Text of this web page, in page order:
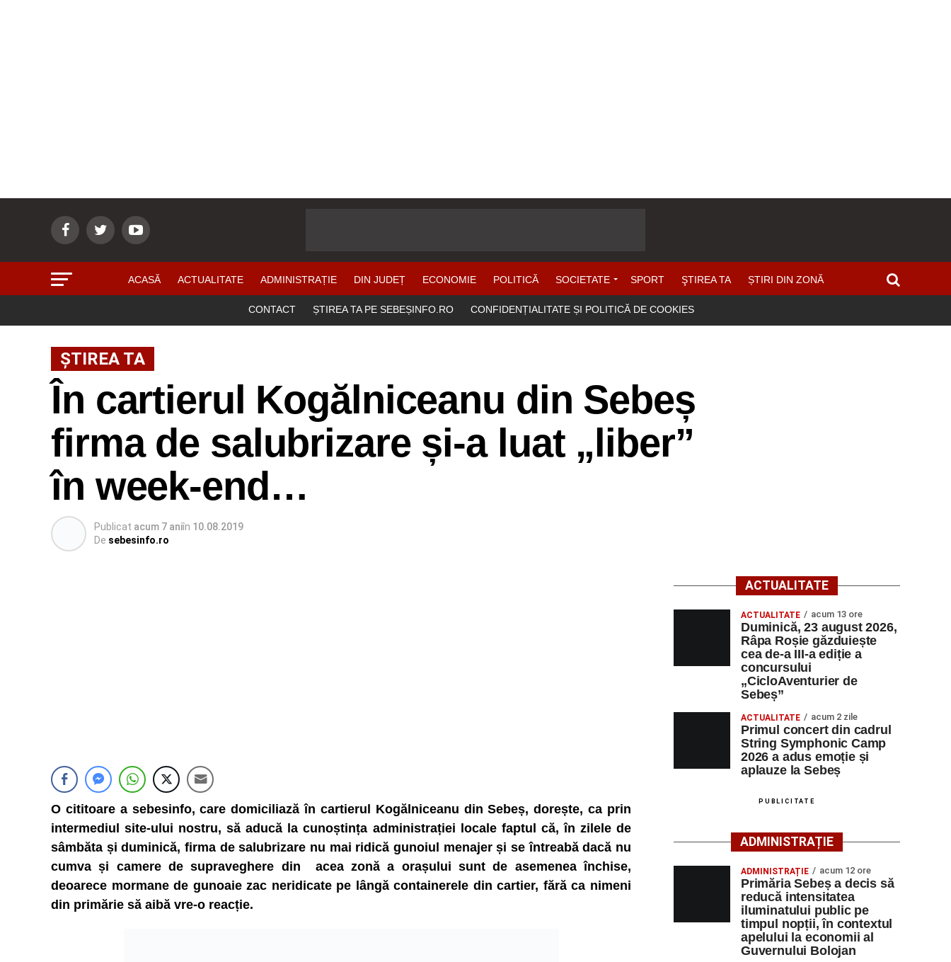
ACASĂ ACTUALITATE ADMINISTRAȚIE DIN JUDEȚ ECONOMIE POLITICĂ SOCIETATE SPORT ŞTIREA TA ȘTIRI DIN ZONĂ
CONTACT ȘTIREA TA PE SEBEȘINFO.RO CONFIDENȚIALITATE ȘI POLITICĂ DE COOKIES
ŞTIREA TA
În cartierul Kogălniceanu din Sebeș
firma de salubrizare și-a luat „liber”
în week-end…
Publicat acum 7 aniîn 10.08.2019
De sebesinfo.ro
O cititoare a sebesinfo, care domiciliază în cartierul Kogălniceanu din Sebeș, dorește, ca prin
intermediul site-ului nostru, să aducă la cunoștința administrației locale faptul că, în zilele de
sâmbăta și duminică, firma de salubrizare nu mai ridică gunoiul menajer și se întreabă dacă nu
cumva și camere de supraveghere din acea zonă a orașului sunt de asemenea închise,
deoarece mormane de gunoaie zac neridicate pe lângă containerele din cartier, fără ca nimeni
din primărie să aibă vre-o reacție.
ACTUALITATE
ACTUALITATE acum 13 ore
Duminică, 23 august 2026,
Râpa Roșie găzduiește
cea de-a III-a ediție a
concursului
„CicloAventurier de
Sebeș”
ACTUALITATE acum 2 zile
Primul concert din cadrul
String Symphonic Camp
2026 a adus emoție și
aplauze la Sebeș
PUBLICITATE
ADMINISTRAȚIE
ADMINISTRAȚIE acum 12 ore
Primăria Sebeș a decis să
reducă intensitatea
iluminatului public pe
timpul nopții, în contextul
apelului la economii al
Guvernului Bolojan